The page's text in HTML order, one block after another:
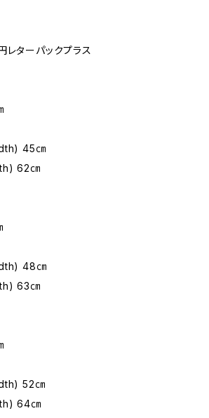
ターパックプラス
45㎝
62㎝
48㎝
63㎝
52㎝
64㎝